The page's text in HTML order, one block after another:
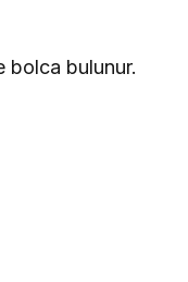
bolca bulunur.